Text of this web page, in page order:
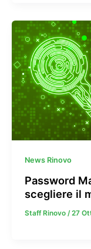
News Rinovo
Password
scegliere il
Staff Rinovo /27